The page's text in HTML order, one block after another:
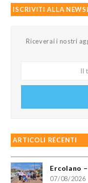
ISCRIVITI ALLA
Riceverai i nostri
ARTICOLI RECENTI
Ercolano
07/08/2026